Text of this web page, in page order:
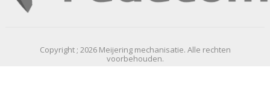
Copyright ; 2026 Meijering mechanisatie. Alle rechten
voorbehouden.